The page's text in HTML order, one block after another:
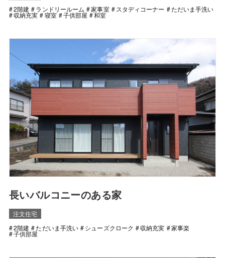
2階建
ランドリールーム 家事室 スタディコーナー ただいま手洗い
収納充実 寝室 子供部屋 和室
長いバルコニーのある家
注文住宅
2階建
ただいま手洗い シューズクローク 収納充実 家事楽
子供部屋